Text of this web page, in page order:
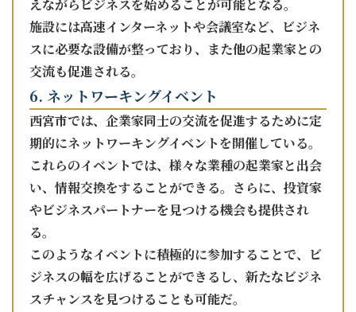
えながらビジネスを始めることが可能となる。
施設には高速インターネットや会議室など、ビジネ
スに必要な設備が整っており、また他の起業家との
交流も促進される。
6. ネットワーキングイベント
西宮市では、企業家同士の交流を促進するために定
期的にネットワーキングイベントを開催している。
これらのイベントでは、様々な業種の起業家と出会
い、情報交換をすることができる。さらに、投資家
やビジネスパートナーを見つける機会も提供され
る。
このようなイベントに積極的に参加することで、ビ
ジネスの幅を広げることができるし、新たなビジネ
スチャンスを見つけることも可能だ。